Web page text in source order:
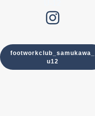
Instagram
footworkclub_samukawa_
u12